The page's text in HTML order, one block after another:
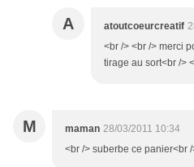
A atoutcoeurcreatif
<br /> <br /> merci
tirage au sort<br />
M maman 28/03/2011 10:34
<br /> suberbe ce panier<br